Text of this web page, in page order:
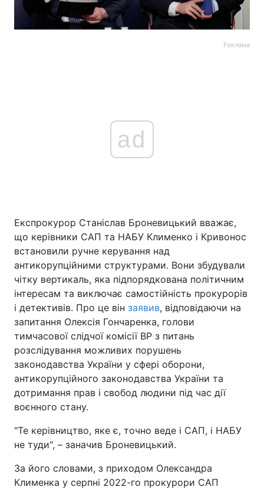
Реклама
ad
Експрокурор Станіслав Броневицький вважає,
що керівники САП та НАБУ Клименко і Кривонос
встановили ручне керування над
антикорупційними структурами. Вони збудували
чітку вертикаль, яка підпорядкована політичним
інтересам та виключає самостійність прокурорів
і детективів. Про це він заявив, відповідаючи на
запитання Олексія Гончаренка, голови
тимчасової слідчої комісії ВР з питань
розслідування можливих порушень
законодавства України у сфері оборони,
антикорупційного законодавства України та
дотримання прав і свобод людини під час дії
воєнного стану.
"Те керівництво, яке є, точно веде і САП, і НАБУ
не туди", – заначив Броневицький.
За його словами, з приходом Олександра
Клименка у серпні 2022-го прокурори САП